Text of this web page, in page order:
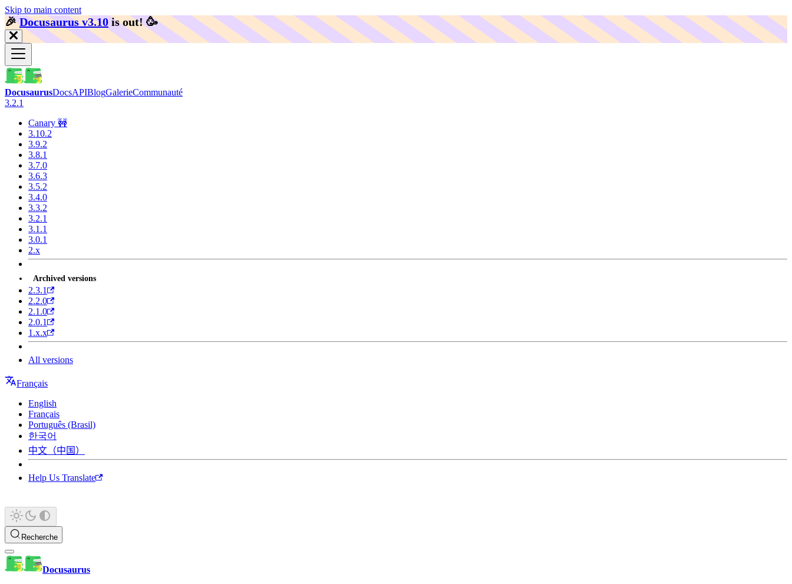
Skip to main content
🎉️Docusaurus v3.10 is out! 🥳️
DocusaurusDocsAPIBlogGalerieCommunauté
3.2.1
Canary 🚧
3.10.2
3.9.2
3.8.1
3.7.0
3.6.3
3.5.2
3.4.0
3.3.2
3.2.1
3.1.1
3.0.1
2.x
Archived versions
2.3.1
2.2.0
2.1.0
2.0.1
1.x.x
All versions
Français
English
Français
Português (Brasil)
한국어
中文（中国）
Help Us Translate
Recherche
Docusaurus